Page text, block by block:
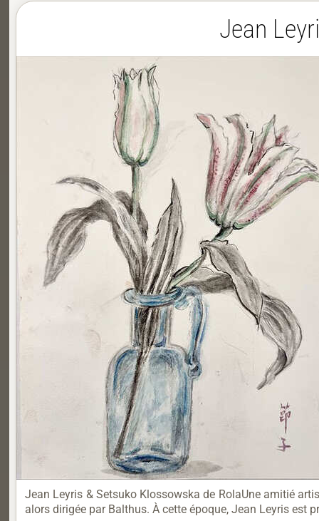
Jean
Jean Leyris & Setsuko Klossowska de RolaUne amitié
alors dirigée par Balthus. À cette époque, Jean Leyris est